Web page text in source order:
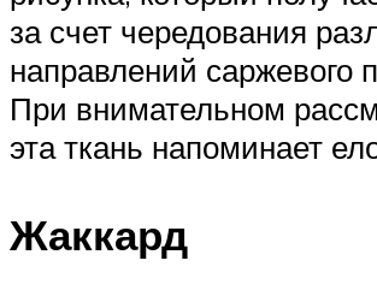
за счет чередования
направлений саржевого
При внимательном
эта ткань напоминает
Жаккард